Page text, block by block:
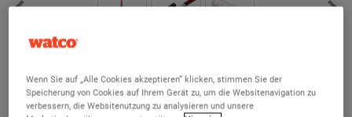
(5)
Stabiler Farbroller zur Auftragung von Bodenbeschichtungen
Wenn Sie auf „Alle Cookies akzeptieren“ klicken, stimmen Sie der
Speicherung von Cookies auf Ihrem Gerät zu, um die Websitenavigation zu
verbessern, die Websitenutzung zu analysieren und unsere